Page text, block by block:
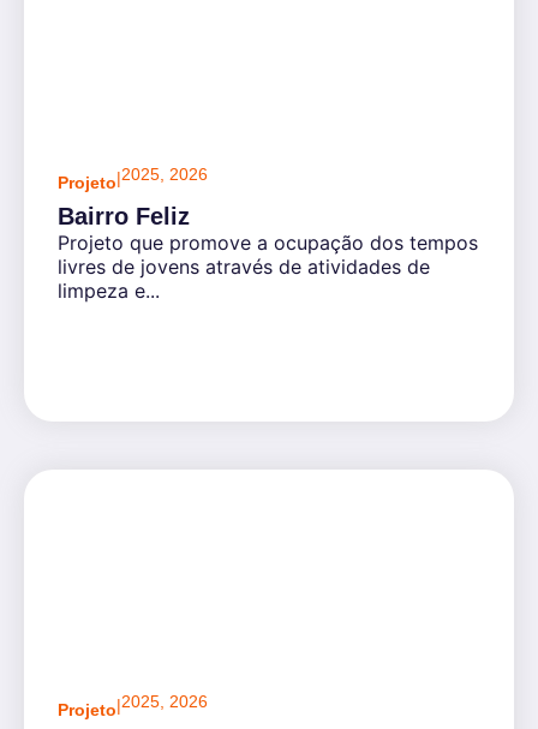
Projeto|2025, 2026
Bairro Feliz
Projeto que promove a ocupação dos tempos
livres de jovens através de atividades de
limpeza e...
Projeto|2025, 2026